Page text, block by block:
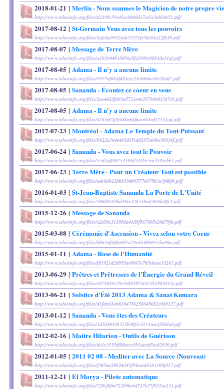
2018-01-21 | Merlin - Nous sommes le Magicien de notre propre vie
http://www.telosinfo.org/files/d2399c59c45ec6060d17ce5e3a820e51.pdf
2017-08-12 | St-Germain Vous avez tous les pouvoirs
http://www.telosinfo.org/files/3afc6a99526eb37571fe76c03a22fb39.pdf
2017-08-07 | Message de Terre Mère
http://www.telosinfo.org/files/a102944b10856e5fe2909cbbb1de31af.pdf
2017-08-05 | Adama - Il n'y a aucune limite
http://www.telosinfo.org/files/9577af0b4fd83ccc23cb866e44e284d7.pdf
2017-08-05 | Sananda - Écoutez ce coeur en vous
http://www.telosinfo.org/files/2ae4d1df603a5721a4e357960d3387e9.pdf
2017-08-05 | Adama - Il n'y a aucune limite
http://www.telosinfo.org/files/6163e02f3e880e66f6ac663ed57521ad.pdf
2017-07-23 | Montréal - Adama Le Temple du Tout-Puissant
http://www.telosinfo.org/files/b822a364e483d35cdd287a66be30836f.pdf
2017-06-24 | Sananda - Vous avez tout le Pouvoir
http://www.telosinfo.org/files/55d1aff00753593d7d2b55ca3595cbb1.pdf
2017-06-23 | Terre Mère - Pour un Créateur Tout est possible
http://www.telosinfo.org/files/a4c8d012bbb394b95776978b3a3f4bf0.pdf
2016-01-03 | St-Jean-Baptiste Sananda La Porte de L'Unité
http://www.telosinfo.org/files/308d8583bd48cc426516eef403da0fc4.pdf
2015-12-26 | Message de Sananda
http://www.telosinfo.org/files/e2a56c31105da43d8f567805e20d79fa.pdf
2015-03-08 | Cérémonie d'Ascension - Vivez selon votre Coeur
http://www.telosinfo.org/files/bb02eff8f0a967a78e863f06915ba89a.pdf
2015-01-11 | Adama - Rose de l'Humanité
http://www.telosinfo.org/files/fd1921d2d955ae9867e7b5cbeae33281.pdf
2013-06-29 | Prêtres et Prêtresses de l’Énergie du Grand Réveil
http://www.telosinfo.org/files/e873026129e3e983974e822b1904312e.pdf
2013-06-21 | Solstice d'Été 2013 Adama & Sanat Kumara
http://www.telosinfo.org/files/d1fab63a681047562580496b2c089137.pdf
2013-01-12 | Sananda - Vous êtes des Créateurs
http://www.telosinfo.org/files/1d2d40326225b48f1e3215eae1f5bded.pdf
2012-02-16 | Maitre Hilarion - Outils de Guérison
http://www.telosinfo.org/files/4c1c1535df80ecce5b1aecef5ec02930.pdf
2012-01-05 | 2011 02 08 - Mediter avec La Source (Nouveau)
http://www.telosinfo.org/files/f305aa1bb26d45f94cae6b1b1108f417.pdf
2011-12-21 | El Morya - Pilote automatique
http://www.telosinfo.org/files/729cf00a72209be64717a77f937ea131.pdf